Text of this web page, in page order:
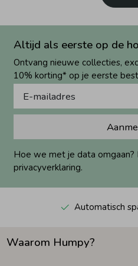
Altijd als eerste op de
Ontvang nieuwe collecties,
10% korting* op je eerste
Hoe we met je data omgaan?
privacyverklaring.
Automatisch
Waarom Humpy?